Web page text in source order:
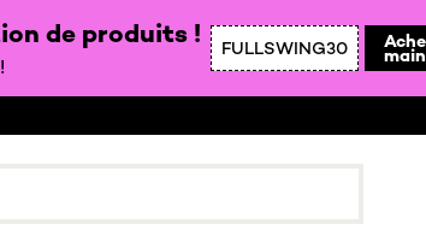
de produits ! FULLSWING30